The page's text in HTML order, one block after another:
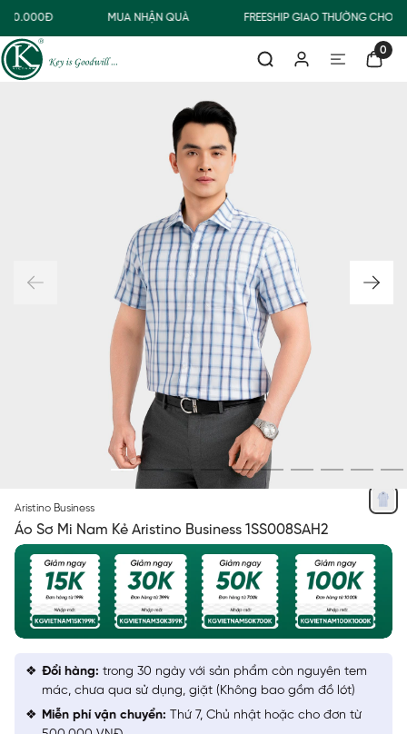
500.000Đ MUA NHẬN QUÀ FREESHIP GIAO THƯỜNG CHO
0
Aristino Business
Áo Sơ Mi Nam Kẻ Aristino Business 1SS008SAH2
Đổi hàng: trong 30 ngày với sản phẩm còn nguyên tem
mác, chưa qua sử dụng, giặt (Không bao gồm đồ lót)
Miễn phí vận chuyển: Thứ 7, Chủ nhật hoặc cho đơn từ